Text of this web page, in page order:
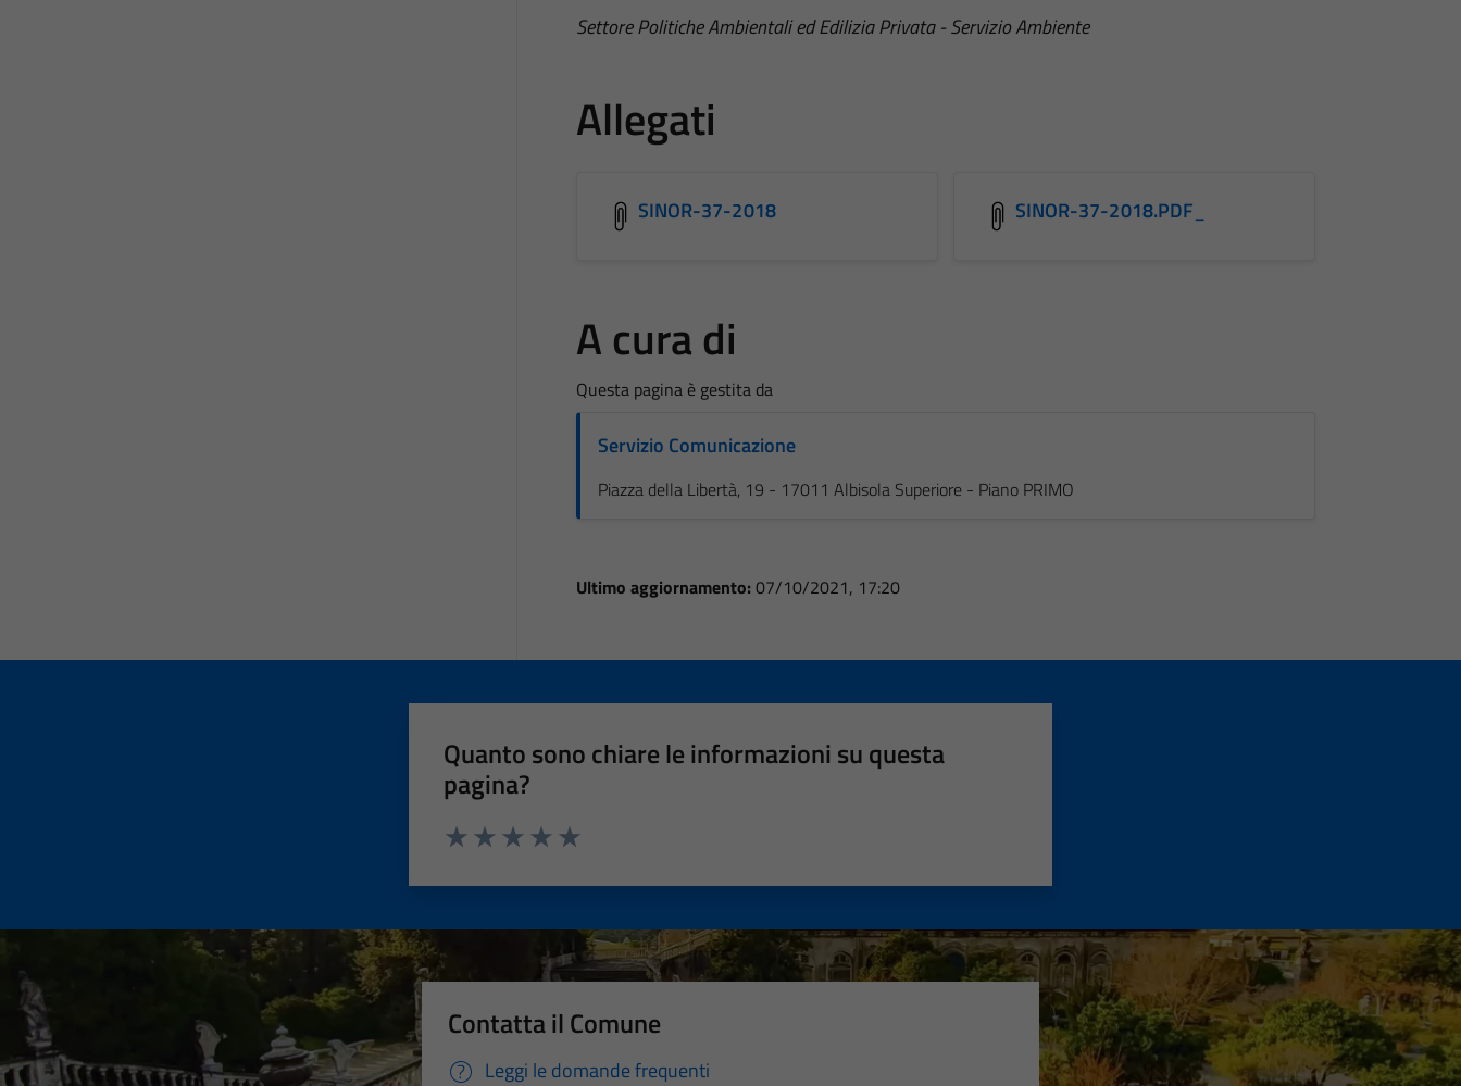
Settore Politiche Ambientali ed Edilizia Privata - Servizio Ambiente
Allegati
SINOR-37-2018 SINOR-37-2018.PDF_
A cura di
Questa pagina è gestita da
Servizio Comunicazione
Piazza della Libertà, 19 - 17011 Albisola Superiore - Piano PRIMO
Ultimo aggiornamento: 07/10/2021, 17:20
Quanto sono chiare le informazioni su questa
pagina?
Contatta il Comune
Leggi le domande frequenti